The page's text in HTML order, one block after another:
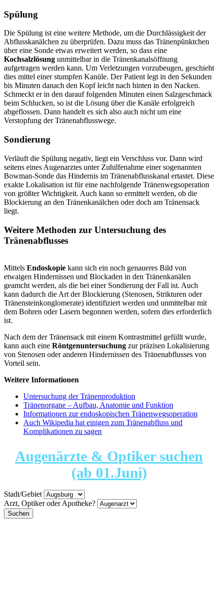
Spülung
Die Spülung ist eine weitere Methode, um die Durchlässigkeit der
Abflusskanälchen zu überprüfen. Dazu muss das Tränenpünktchen
über eine Sonde etwas erweitert werden, so dass eine
Kochsalzlösung unmittelbar in die Tränenkanalsöffnung
aufgetragen werden kann. Um Verletzungen vorzubeugen, geschieht
dies mittel einer stumpfen Kanüle. Der Patient legt in den Sekunden
bis Minuten danach den Kopf leicht nach hinten in den Nacken.
Schmeckt er in den darauf folgenden Minuten einen Salzgeschmack
beim Schlucken, so ist die Lösung über die Kanäle erfolgreich
abgeflossen. Dann handelt es sich also auch nicht um eine
Verstopfung der Tränenabflusswege.
Sondierung
Verläuft die Spülung negativ, liegt ein Verschluss vor. Dann wird
seitens eines Augenarztes unter Zuhilfenahme einer sogenannten
Bowman-Sonde das Hindernis im Tränenabflusskanal ertastet. Diese
exakte Lokalisation ist für eine nachfolgende Tränenwegsoperation
von größter Wichtigkeit. Auch kann so ermittelt werden, ob die
Blockierung an den Tränenkanälchen oder doch am Tränensack
liegt.
Weitere Methoden zur Untersuchung des
Tränenabflusses
Mittels Endoskopie kann sich ein noch genaueres Bild von
etwaigen Hindernissen und Blockaden in den Tränenkanälen
geamcht werden, als die bei einer Sondierung der Fall ist. Auch
kann dadurch die Art der Blockierung (Stenosen, Strikturen oder
Tränensteinkonglomerate) identifiziert werden und unmittelbar mit
dem Bohren oder Lasern begonnen werden, sofern dies erforderlich
ist.
Nach dem der Tränensack mit einem Kontrastmittel gefüllt wurde,
kann auch eine Röntgenuntersuchung zur präzisen Lokalisierung
von Stenosen oder anderen Hindernissen des Tränenabflusses von
Vorteil sein.
Weitere Informationen
Untersuchung der Tränenproduktion
Tränenorgane – Aufbau, Anatomie und Funktion
Informationen zur endoskopischen Tränenwegsoperation
Auch Wikipedia hat einigen zum Tränenabfluss und
Komplikationen zu sagen
Augenärzte & Optiker suchen
(ab 01.Juni)
Stadt/Gebiet
Arzt, Optiker oder Apotheke?